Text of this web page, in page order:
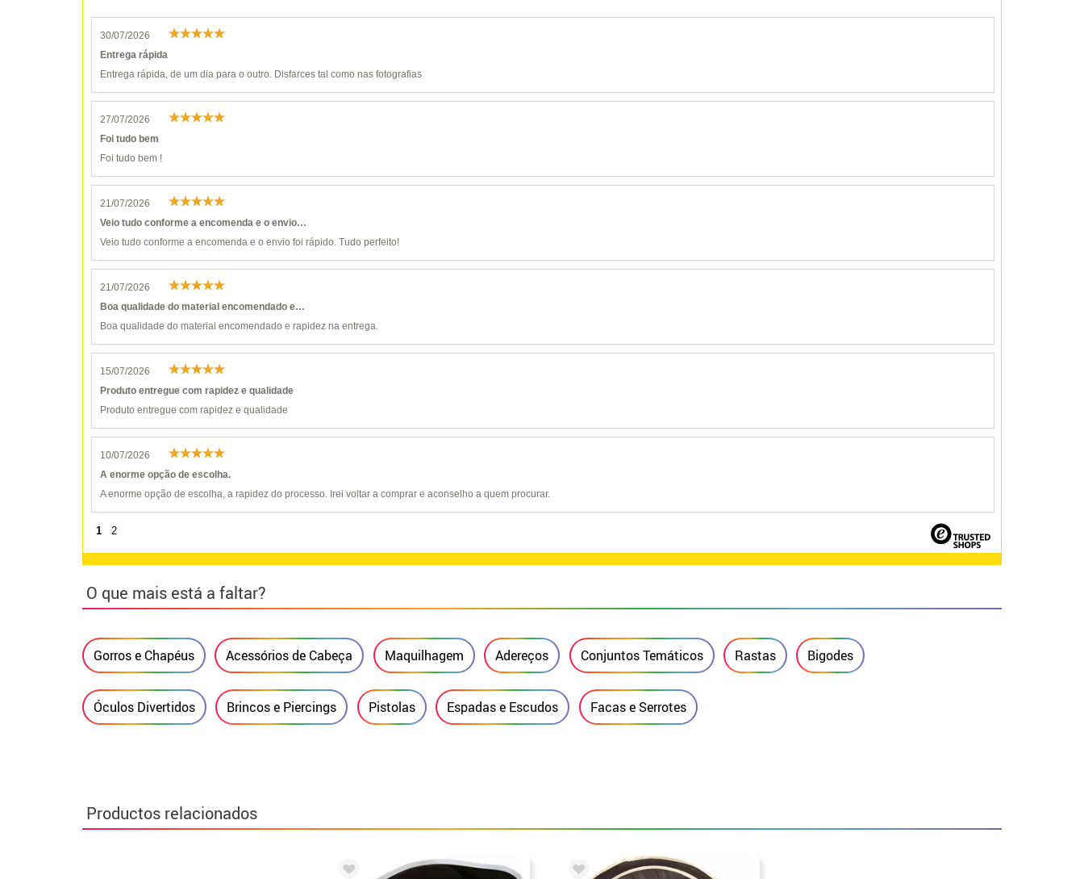
30/07/2026
Entrega rápida
Entrega rápida, de um dia para o outro. Disfarces tal como nas fotografias
27/07/2026
Foi tudo bem
Foi tudo bem !
21/07/2026
Veio tudo conforme a encomenda e o envio…
Veio tudo conforme a encomenda e o envio foi rápido. Tudo perfeito!
21/07/2026
Boa qualidade do material encomendado e…
Boa qualidade do material encomendado e rapidez na entrega.
15/07/2026
Produto entregue com rapidez e qualidade
Produto entregue com rapidez e qualidade
10/07/2026
A enorme opção de escolha.
A enorme opção de escolha, a rapidez do processo. Irei voltar a comprar e aconselho a quem procurar.
1 2
O que mais está a faltar?
Gorros e Chapéus Acessórios de Cabeça Maquilhagem Adereços Conjuntos Temáticos Rastas Bigodes
Óculos Divertidos Brincos e Piercings Pistolas Espadas e Escudos Facas e Serrotes
Productos relacionados